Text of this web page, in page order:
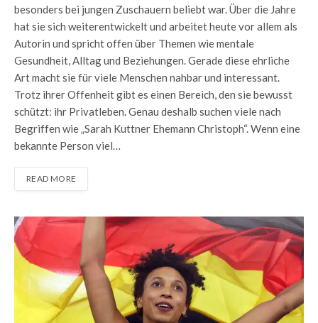
besonders bei jungen Zuschauern beliebt war. Über die Jahre
hat sie sich weiterentwickelt und arbeitet heute vor allem als
Autorin und spricht offen über Themen wie mentale
Gesundheit, Alltag und Beziehungen. Gerade diese ehrliche
Art macht sie für viele Menschen nahbar und interessant.
Trotz ihrer Offenheit gibt es einen Bereich, den sie bewusst
schützt: ihr Privatleben. Genau deshalb suchen viele nach
Begriffen wie „Sarah Kuttner Ehemann Christoph“. Wenn eine
bekannte Person viel…
READ MORE